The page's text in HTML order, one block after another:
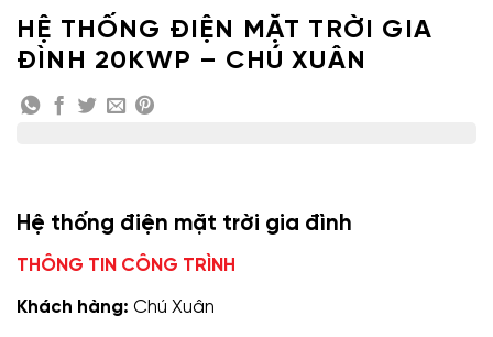
HỆ THỐNG ĐIỆN MẶT TRỜI GIA
ĐÌNH 20KWP – CHÚ XUÂN
Hệ thống điện mặt trời gia đình
THÔNG TIN CÔNG TRÌNH
Khách hàng: Chú Xuân